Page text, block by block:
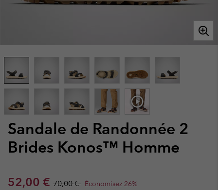
Sandale de Randonnée 2
Brides Konos™ Homme
Sale price:
52,00 € Regular price:
70,00 € Économisez 26%